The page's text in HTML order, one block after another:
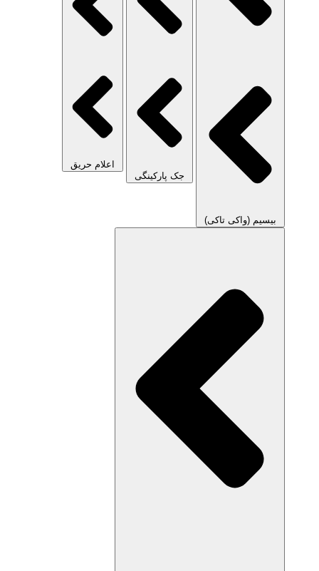
بیسیم (واکی تاکی)
جک پارکینگی
اعلام حریق